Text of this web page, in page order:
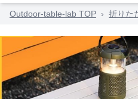
Outdoor-table-lab TOP › 折りた